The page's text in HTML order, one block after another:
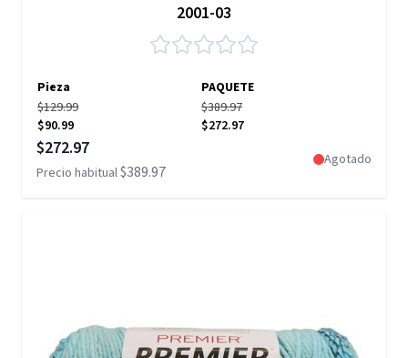
2001-03
Pieza
PAQUETE
$129.99
$90.99
$389.97
$272.97
Precio especial
$272.97
Precio habitual$389.97
Agotado